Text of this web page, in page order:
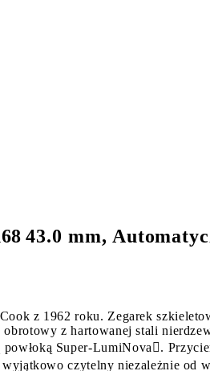
43.0 mm,
z 1962 roku. Zegarek
z hartowanej stali
Super-LumiNova.
czytelny niezależnie od